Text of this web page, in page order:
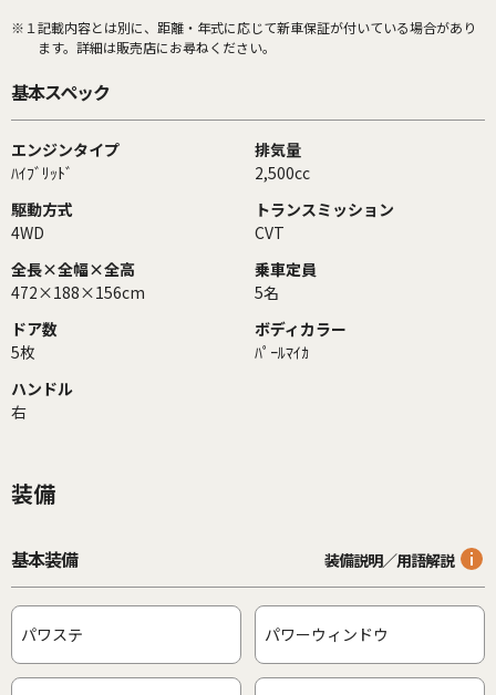
※１ 記載内容とは別に、距離・年式に応じて新車保証が付いている場合があり
ます。詳細は販売店にお尋ねください。
基本スペック
エンジンタイプ
ﾊｲﾌﾞﾘｯﾄﾞ
排気量
2,500cc
駆動方式
4WD
トランスミッション
CVT
全長×全幅×全高
472×188×156cm
乗車定員
5名
ドア数
5枚
ボディカラー
ﾊﾟｰﾙﾏｲｶ
ハンドル
右
装備
基本装備 装備説明／用語解説
パワステ パワーウィンドウ